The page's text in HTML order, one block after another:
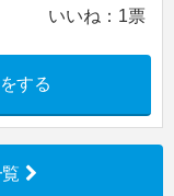
いいね： 1票
する